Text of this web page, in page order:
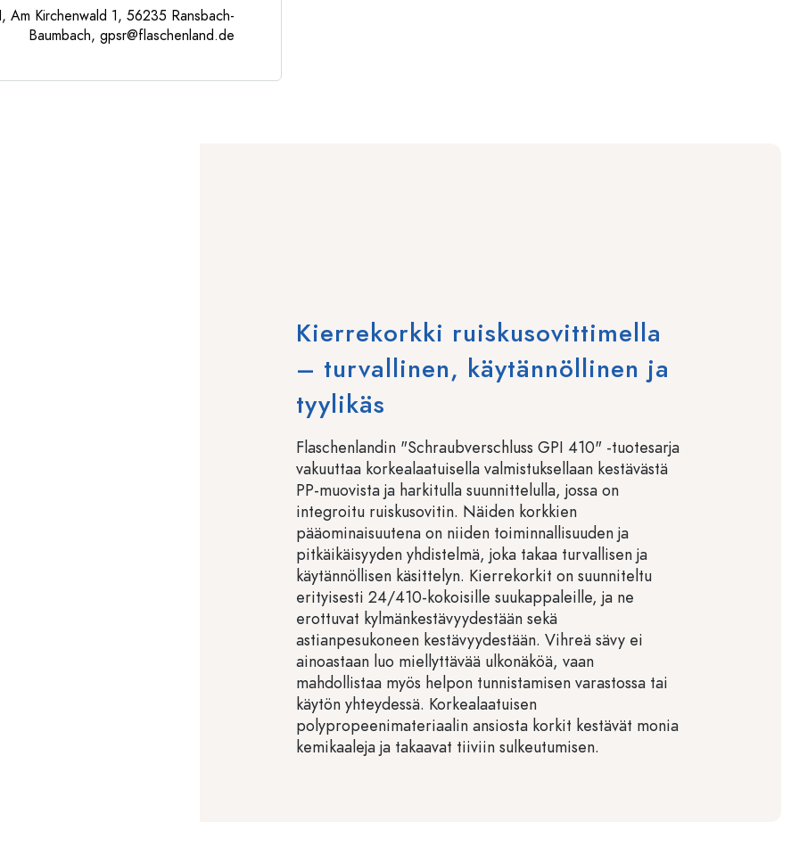
Am Kirchenwald 1, 56235 Ransbach-
Baumbach, gpsr@flaschenland.de
Kierrekorkki ruiskusovittimella
– turvallinen, käytännöllinen ja
tyylikäs
Flaschenlandin "Schraubverschluss GPI 410" -tuotesarja
vakuuttaa korkealaatuisella valmistuksellaan kestävästä
PP-muovista ja harkitulla suunnittelulla, jossa on
integroitu ruiskusovitin. Näiden korkkien
pääominaisuutena on niiden toiminnallisuuden ja
pitkäikäisyyden yhdistelmä, joka takaa turvallisen ja
käytännöllisen käsittelyn. Kierrekorkit on suunniteltu
erityisesti 24/410-kokoisille suukappaleille, ja ne
erottuvat kylmänkestävyydestään sekä
astianpesukoneen kestävyydestään. Vihreä sävy ei
ainoastaan luo miellyttävää ulkonäköä, vaan
mahdollistaa myös helpon tunnistamisen varastossa tai
käytön yhteydessä. Korkealaatuisen
polypropeenimateriaalin ansiosta korkit kestävät monia
kemikaaleja ja takaavat tiiviin sulkeutumisen.